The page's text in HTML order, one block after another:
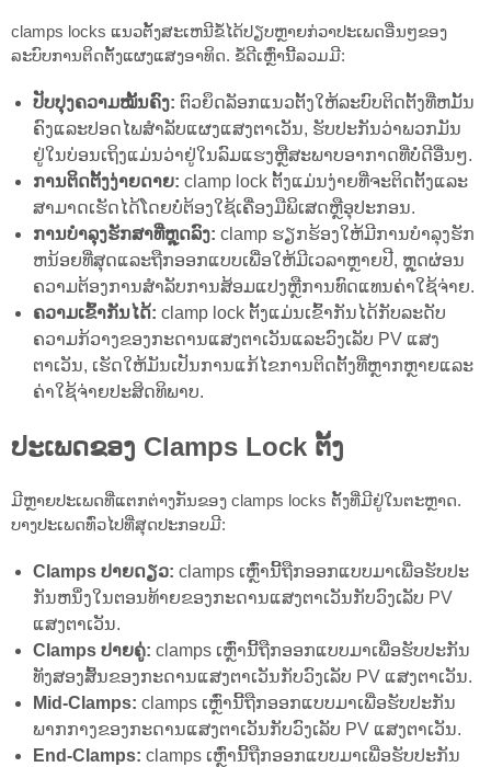
clamps locks ແນວຕັ້ງສະເຫນີຂໍ້ໄດ້ປຽບຫຼາຍກ່ວາປະເພດອື່ນໆຂອງ
ລະບົບການຕິດຕັ້ງແຜງແສງອາທິດ. ຂໍ້ດີເຫຼົ່ານີ້ລວມມີ:
ປັບປຸງຄວາມໝັ້ນຄົງ: ຕົວຍຶດລັອກແນວຕັ້ງໃຫ້ລະບົບຕິດຕັ້ງທີ່ຫມັ້ນ
ຄົງແລະປອດໄພສໍາລັບແຜງແສງຕາເວັນ, ຮັບປະກັນວ່າພວກມັນ
ຢູ່ໃນບ່ອນເຖິງແມ່ນວ່າຢູ່ໃນລົມແຮງຫຼືສະພາບອາກາດທີ່ບໍ່ດີອື່ນໆ.
ການ​ຕິດ​ຕັ້ງ​ງ່າຍ​ດາຍ​: clamp lock ຕັ້ງແມ່ນງ່າຍທີ່ຈະຕິດຕັ້ງແລະ
ສາມາດເຮັດໄດ້ໂດຍບໍ່ຕ້ອງໃຊ້ເຄື່ອງມືພິເສດຫຼືອຸປະກອນ.
ການບຳລຸງຮັກສາທີ່ຫຼຸດລົງ: clamp ຮຽກຮ້ອງໃຫ້ມີການບໍາລຸງຮັກ
ຫນ້ອຍທີ່ສຸດແລະຖືກອອກແບບເພື່ອໃຫ້ມີເວລາຫຼາຍປີ, ຫຼຸດຜ່ອນ
ຄວາມຕ້ອງການສໍາລັບການສ້ອມແປງຫຼືການທົດແທນຄ່າໃຊ້ຈ່າຍ.
ຄວາມເຂົ້າກັນໄດ້: clamp lock ຕັ້ງແມ່ນເຂົ້າກັນໄດ້ກັບລະດັບ
ຄວາມກ້ວາງຂອງກະດານແສງຕາເວັນແລະວົງເລັບ PV ແສງ
ຕາເວັນ, ເຮັດໃຫ້ມັນເປັນການແກ້ໄຂການຕິດຕັ້ງທີ່ຫຼາກຫຼາຍແລະ
ຄ່າໃຊ້ຈ່າຍປະສິດທິພາບ.
ປະເພດຂອງ Clamps Lock ຕັ້ງ
ມີຫຼາຍປະເພດທີ່ແຕກຕ່າງກັນຂອງ clamps locks ຕັ້ງທີ່ມີຢູ່ໃນຕະຫຼາດ.
ບາງປະເພດທົ່ວໄປທີ່ສຸດປະກອບມີ:
Clamps ປາຍດຽວ: clamps ເຫຼົ່ານີ້ຖືກອອກແບບມາເພື່ອຮັບປະ
ກັນຫນຶ່ງໃນຕອນທ້າຍຂອງກະດານແສງຕາເວັນກັບວົງເລັບ PV
ແສງຕາເວັນ.
Clamps ປາຍຄູ່: clamps ເຫຼົ່ານີ້ຖືກອອກແບບມາເພື່ອຮັບປະກັນ
ທັງສອງສົ້ນຂອງກະດານແສງຕາເວັນກັບວົງເລັບ PV ແສງຕາເວັນ.
Mid-Clamps: clamps ເຫຼົ່ານີ້ຖືກອອກແບບມາເພື່ອຮັບປະກັນ
ພາກກາງຂອງກະດານແສງຕາເວັນກັບວົງເລັບ PV ແສງຕາເວັນ.
End-Clamps: clamps ເຫຼົ່ານີ້ຖືກອອກແບບມາເພື່ອຮັບປະກັນ